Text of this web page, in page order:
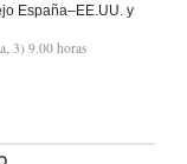
España–EE.UU. y
3) 9.00 horas